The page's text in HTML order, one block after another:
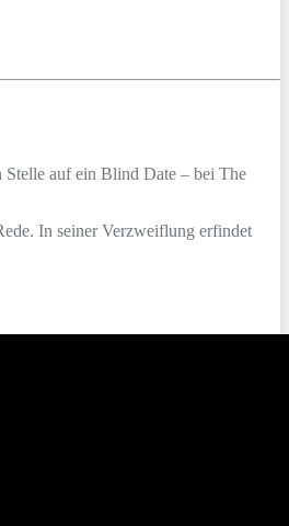
Stelle auf ein Blind Date – bei The
In seiner Verzweiflung erfindet